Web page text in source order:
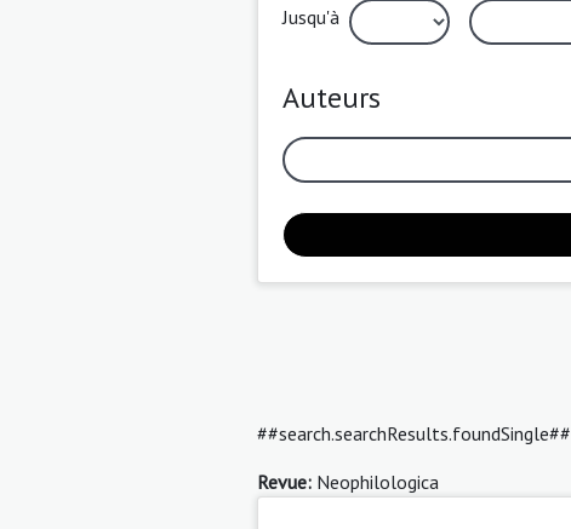
Jusqu'à
Auteurs
##search.searchResults.foundSingle##
Revue: Neophilologica